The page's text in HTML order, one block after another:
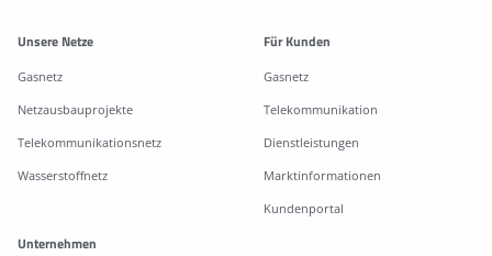
Weitere Informationen
Unsere Netze
Gasnetz
Netzausbauprojekte
Telekommunikationsnetz
Wasserstoffnetz
Für Kunden
Gasnetz
Telekommunikation
Dienstleistungen
Marktinformationen
Kundenportal
Unternehmen